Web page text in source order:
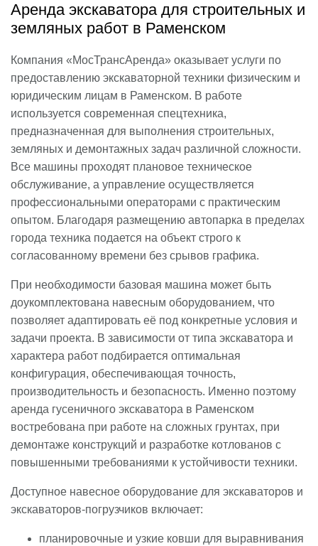
Аренда экскаватора для строительных и
земляных работ в Раменском
Компания «МосТрансАренда» оказывает услуги по
предоставлению экскаваторной техники физическим и
юридическим лицам в Раменском. В работе
используется современная спецтехника,
предназначенная для выполнения строительных,
земляных и демонтажных задач различной сложности.
Все машины проходят плановое техническое
обслуживание, а управление осуществляется
профессиональными операторами с практическим
опытом. Благодаря размещению автопарка в пределах
города техника подается на объект строго к
согласованному времени без срывов графика.
При необходимости базовая машина может быть
доукомплектована навесным оборудованием, что
позволяет адаптировать её под конкретные условия и
задачи проекта. В зависимости от типа экскаватора и
характера работ подбирается оптимальная
конфигурация, обеспечивающая точность,
производительность и безопасность. Именно поэтому
аренда гусеничного экскаватора в Раменском
востребована при работе на сложных грунтах, при
демонтаже конструкций и разработке котлованов с
повышенными требованиями к устойчивости техники.
Доступное навесное оборудование для экскаваторов и
экскаваторов-погрузчиков включает:
планировочные и узкие ковши для выравнивания